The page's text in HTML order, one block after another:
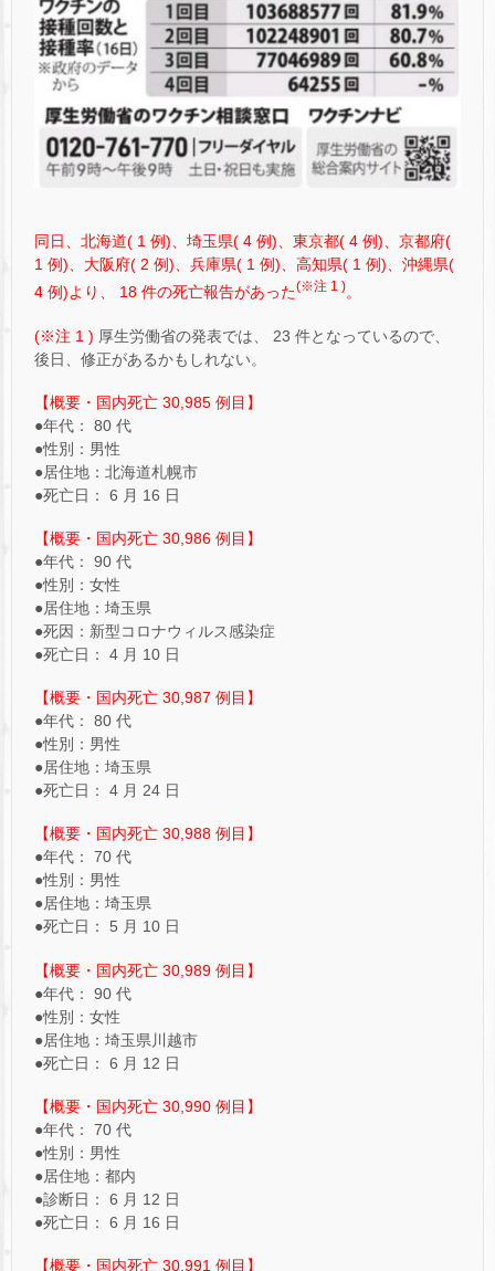
同日、北海道( 1 例)、埼玉県( 4 例)、東京都( 4 例)、京都府(
1 例)、大阪府( 2 例)、兵庫県( 1 例)、高知県( 1 例)、沖縄県(
4 例)より、 18 件の死亡報告があった(※注 1 )。
(※注 1 ) 厚生労働省の発表では、 23 件となっているので、
後日、修正があるかもしれない。
【概要・国内死亡 30,985 例目】
●年代： 80 代
●性別：男性
●居住地：北海道札幌市
●死亡日： 6 月 16 日
【概要・国内死亡 30,986 例目】
●年代： 90 代
●性別：女性
●居住地：埼玉県
●死因：新型コロナウィルス感染症
●死亡日： 4 月 10 日
【概要・国内死亡 30,987 例目】
●年代： 80 代
●性別：男性
●居住地：埼玉県
●死亡日： 4 月 24 日
【概要・国内死亡 30,988 例目】
●年代： 70 代
●性別：男性
●居住地：埼玉県
●死亡日： 5 月 10 日
【概要・国内死亡 30,989 例目】
●年代： 90 代
●性別：女性
●居住地：埼玉県川越市
●死亡日： 6 月 12 日
【概要・国内死亡 30,990 例目】
●年代： 70 代
●性別：男性
●居住地：都内
●診断日： 6 月 12 日
●死亡日： 6 月 16 日
【概要・国内死亡 30,991 例目】